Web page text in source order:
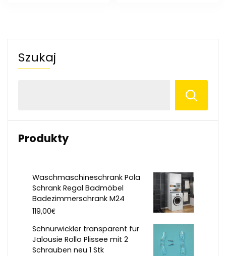
Szukaj
Produkty
Waschmaschineschrank Pola
Schrank Regal Badmöbel
Badezimmerschrank M24
119,00€
Schnurwickler transparent für
Jalousie Rollo Plissee mit 2
Schrauben neu 1 Stk